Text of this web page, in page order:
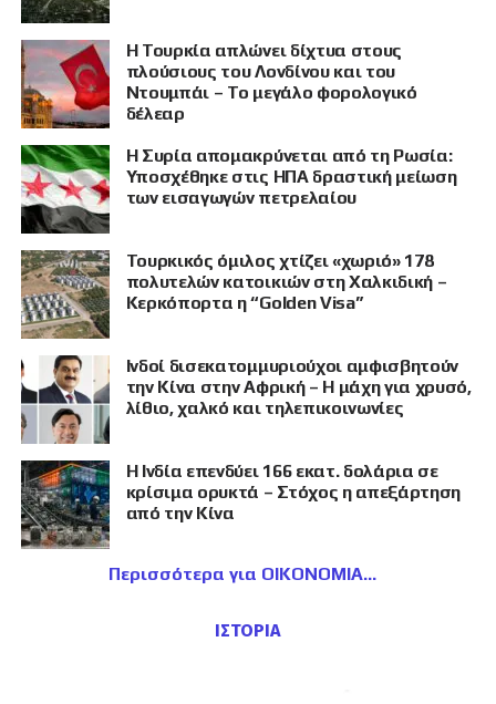
Η Τουρκία απλώνει δίχτυα στους
πλούσιους του Λονδίνου και του
Ντουμπάι – Το μεγάλο φορολογικό
δέλεαρ
Η Συρία απομακρύνεται από τη Ρωσία:
Υποσχέθηκε στις ΗΠΑ δραστική μείωση
των εισαγωγών πετρελαίου
Τουρκικός όμιλος χτίζει «χωριό» 178
πολυτελών κατοικιών στη Χαλκιδική –
Κερκόπορτα η “Golden Visa”
Ινδοί δισεκατομμυριούχοι αμφισβητούν
την Κίνα στην Αφρική – Η μάχη για χρυσό,
λίθιο, χαλκό και τηλεπικοινωνίες
Η Ινδία επενδύει 166 εκατ. δολάρια σε
κρίσιμα ορυκτά – Στόχος η απεξάρτηση
από την Κίνα
Περισσότερα για ΟΙΚΟΝΟΜΙΑ
ΙΣΤΟΡΙΑ